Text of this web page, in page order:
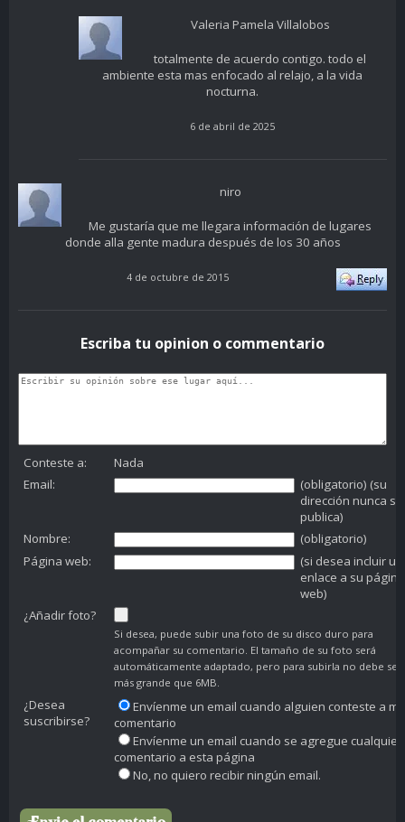
Valeria Pamela Villalobos
totalmente de acuerdo contigo. todo el
ambiente esta mas enfocado al relajo, a la vida
nocturna.
6 de abril de 2025
niro
Me gustaría que me llegara información de lugares
donde alla gente madura después de los 30 años
4 de octubre de 2015
Escriba tu opinion o commentario
Conteste a:
Nada
Email:
(obligatorio) (su
dirección nunca se
publica)
Nombre:
(obligatorio)
Página web:
(si desea incluir un
enlace a su página
web)
¿Añadir foto?
Si desea, puede subir una foto de su disco duro para
acompañar su comentario. El tamaño de su foto será
automáticamente adaptado, pero para subirla no debe ser
más grande que 6MB.
¿Desea
suscribirse?
Envíenme un email cuando alguien conteste a mi
comentario
Envíenme un email cuando se agregue cualquier
comentario a esta página
No, no quiero recibir ningún email.